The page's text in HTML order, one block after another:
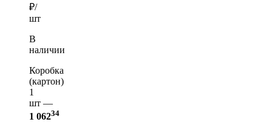
₽/
шт
В
наличии
Коробка
(картон)
1
шт —
1 06234